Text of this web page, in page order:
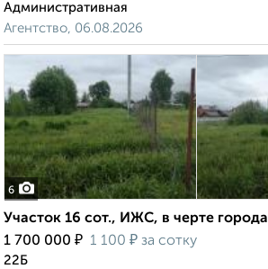
Административная
Агентство, 06.08.2026
6
Участок 16 сот., ИЖС, в черте города
1 700 000 ₽ 1 100 ₽ за сотку
22Б